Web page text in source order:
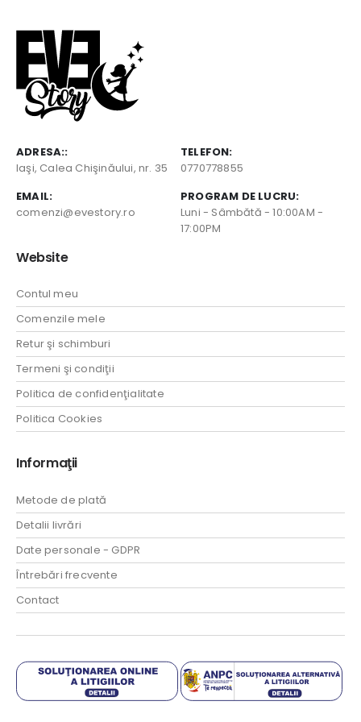
ADRESA::
Iaşi, Calea Chişinăului, nr. 35
TELEFON:
0770778855
EMAIL:
comenzi@evestory.ro
PROGRAM DE LUCRU:
Luni - Sâmbătă - 10:00AM -
17:00PM
Website
Contul meu
Comenzile mele
Retur şi schimburi
Termeni şi condiţii
Politica de confidenţialitate
Politica Cookies
Informaţii
Metode de plată
Detalii livrări
Date personale - GDPR
Întrebări frecvente
Contact